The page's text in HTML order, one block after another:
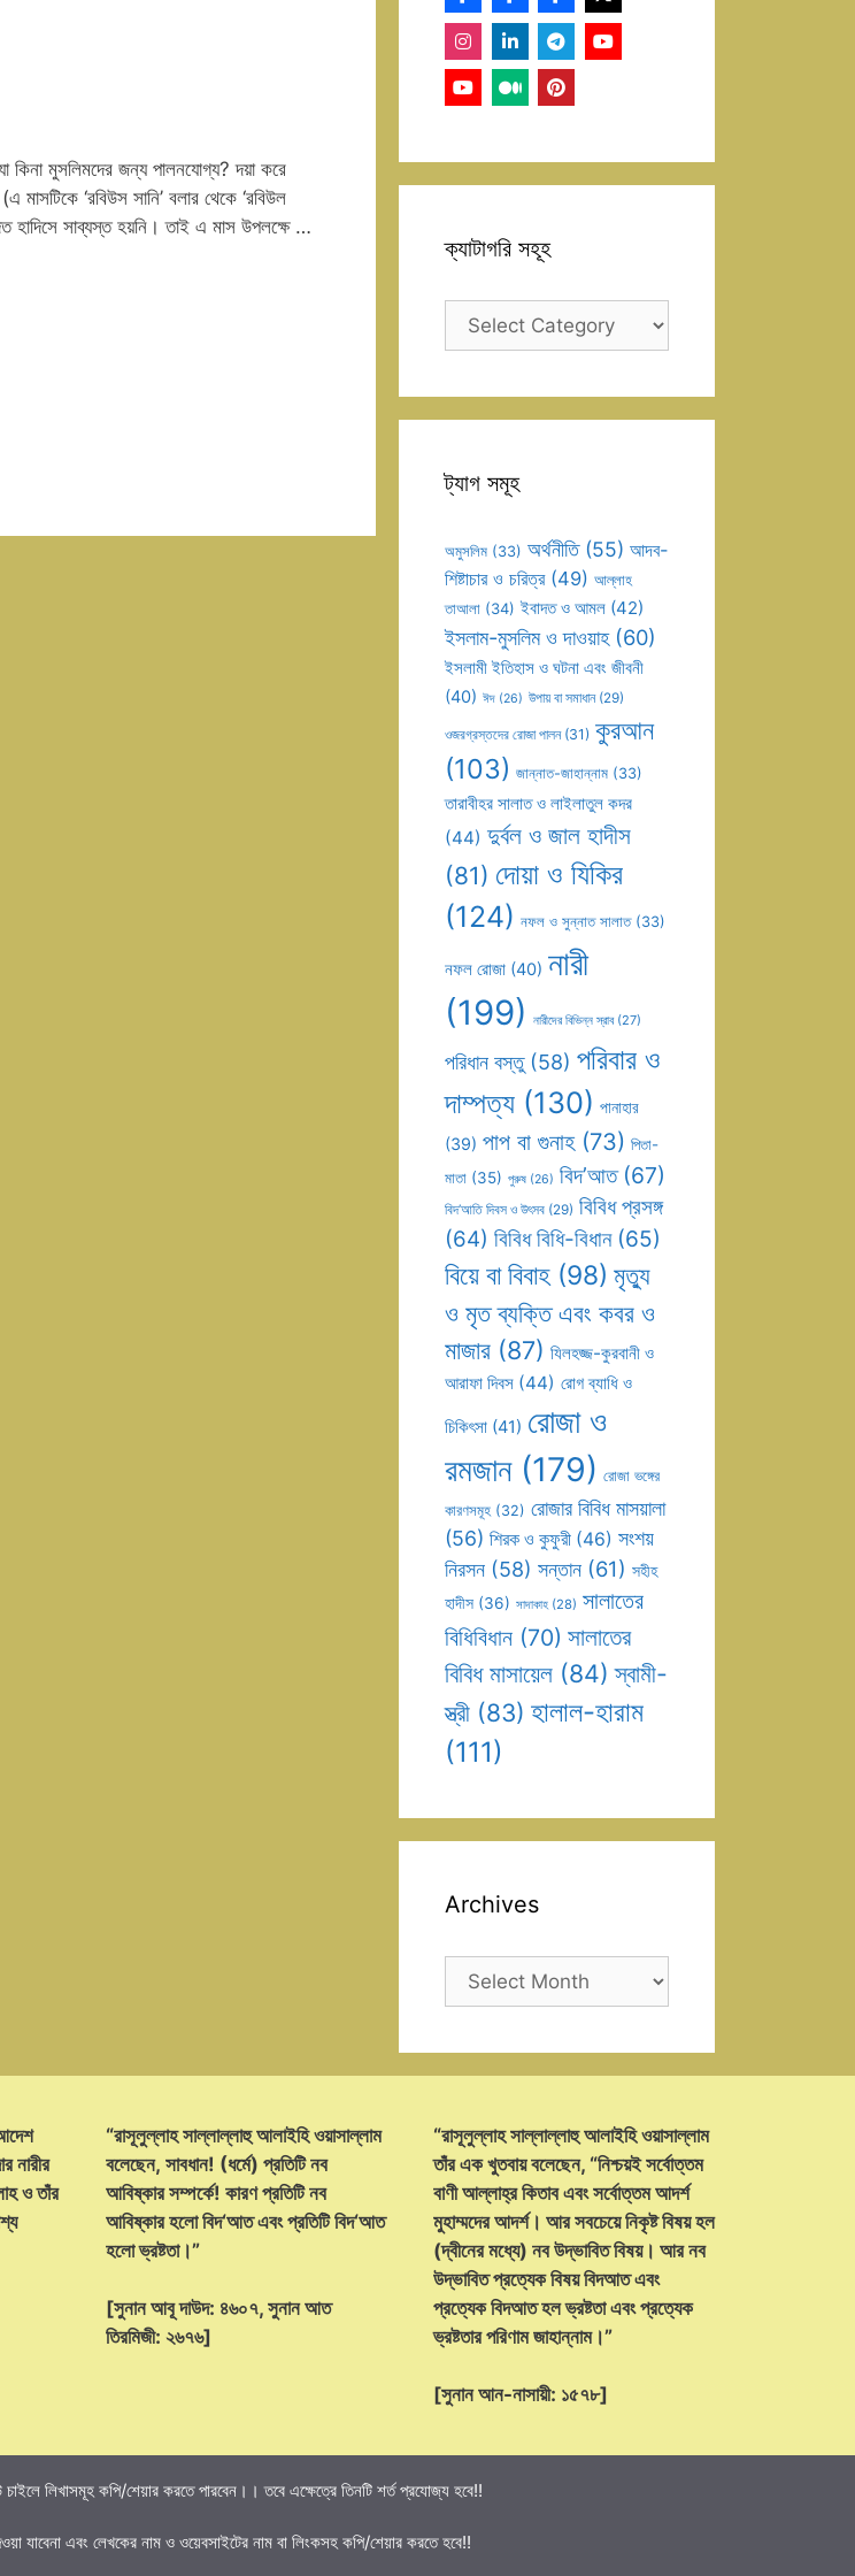
কিনা মুসলিমদের জন্য পালনযোগ্য? দয়া করে
‘রবিউস সানি’ বলার থেকে ‘রবিউল
হাদিসে সাব্যস্ত হয়নি। তাই এ মাস উপলক্ষে …
ক্যাটাগরি সহূহ
ক্যাটাগরি
ট্যাগ সমূহ
অমুসলিম (33) অর্থনীতি(55) আদব-
শিষ্টাচার ও চরিত্র(49) আল্লাহ
তাআলা (34) ইবাদত ও আমল (42)
ইসলাম-মুসলিম ও দাওয়াহ(60)
ইসলামী ইতিহাস ও ঘটনা এবং জীবনী
(40) ঈদ (26) উপায় বা সমাধান(29)
ওজরগ্রস্তদের রোজা পালন(31) কুরআন
(103) জান্নাত-জাহান্নাম (33)
তারাবীহর সালাত ও লাইলাতুল কদর
(44) দুর্বল ও জাল হাদীস
(81) দোয়া ও যিকির
(124) নফল ও সুন্নাত সালাত(33)
নফল রোজা (40) নারী
(199) নারীদের বিভিন্ন স্রাব(27)
পরিধান বস্তু(58) পরিবার ও
দাম্পত্য (130) পানাহার
(39) পাপ বা গুনাহ(73) পিতা-
মাতা (35) পুরুষ (26) বিদ’আত(67)
বিদ’আতি দিবস ও উৎসব (29) বিবিধ প্রসঙ্গ
(64) বিবিধ বিধি-বিধান(65)
বিয়ে বা বিবাহ (98) মৃত্যু
ও মৃত ব্যক্তি এবং কবর ও
মাজার (87) যিলহজ্জ-কুরবানী ও
আরাফা দিবস (44) রোগ ব্যাধি ও
চিকিৎসা (41) রোজা ও
রমজান(179) রোজা ভঙ্গের
কারণসমূহ (32) রোজার বিবিধ মাসয়ালা
(56) শিরক ও কুফুরী (46) সংশয়
নিরসন (58) সন্তান (61) সহীহ
হাদীস (36) সাদাকাহ (28) সালাতের
বিধিবিধান (70) সালাতের
বিবিধ মাসায়েল (84) স্বামী-
স্ত্রী (83) হালাল-হারাম
(111)
Archives
Archives
নারীর
ও তাঁর
“রাসূলুল্লাহ সাল্লাল্লাহু আলাইহি ওয়াসাল্লাম
বলেছেন, সাবধান! (ধর্মে) প্রতিটি নব
আবিষ্কার সম্পর্কে! কারণ প্রতিটি নব
আবিষ্কার হলো বিদ‘আত এবং প্রতিটি বিদ‘আত
হলো ভ্রষ্টতা।”
[সুনান আবূ দাউদ: ৪৬০৭, সুনান আত
তিরমিজী: ২৬৭৬]
“রাসূলুল্লাহ সাল্লাল্লাহু আলাইহি ওয়াসাল্লাম
তাঁর এক খুতবায় বলেছেন, “নিশ্চয়ই সর্বোত্তম
বাণী আল্লাহ্‌র কিতাব এবং সর্বোত্তম আদর্শ
মুহাম্মদের আদর্শ। আর সবচেয়ে নিকৃষ্ট বিষয় হল
(দ্বীনের মধ্যে) নব উদ্ভাবিত বিষয়। আর নব
উদ্ভাবিত প্রত্যেক বিষয় বিদআত এবং
প্রত্যেক বিদআত হল ভ্রষ্টতা এবং প্রত্যেক
ভ্রষ্টতার পরিণাম জাহান্নাম।”
[সুনান আন-নাসায়ী: ১৫৭৮]
লিখাসমূহ কপি/শেয়ার করতে পারবেন।। তবে এক্ষেত্রে তিনটি শর্ত প্রযোজ্য হবে!!
যাবেনা এবং লেখকের নাম ও ওয়েবসাইটের নাম বা লিংকসহ কপি/শেয়ার করতে হবে!!